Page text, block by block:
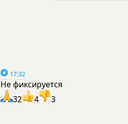
17:32
Не фиксируется
32
4 3